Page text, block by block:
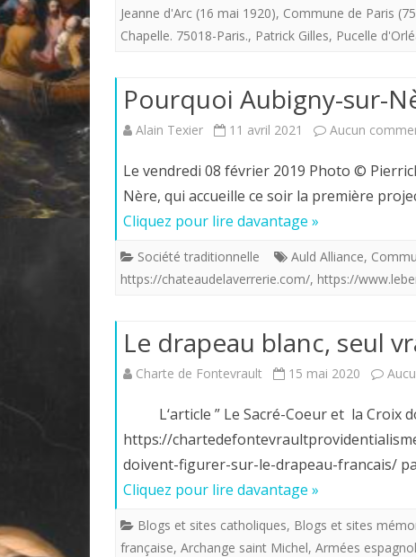
Jeanne d'Arc (16 mai 1920), Commune de Paris
Chapelle. 75018-Paris., Patrick Gilles, Pucelle
Pourquoi Aubigny-sur-
Alain Texier 11 avril 2021 Aucun
Le vendredi 08 février 2019 Photo ©
Nère, qui accueille ce soir la première
Cliquez pour lire davantage »
Société traditionnelle Auld Alliance,
https://chateaudelaverrerie.com/, https://
Le drapeau blanc, seul
Charte de Fontevrault 15 mai 2020
L‘article ” Le Sacré-Coeur et la Croix
https://
doivent-figurer-sur-le-drapeau-francais/
Cliquez pour lire davantage »
Blogs et sites catholiques, Blogs et sites
française, Archange saint Michel, Armées